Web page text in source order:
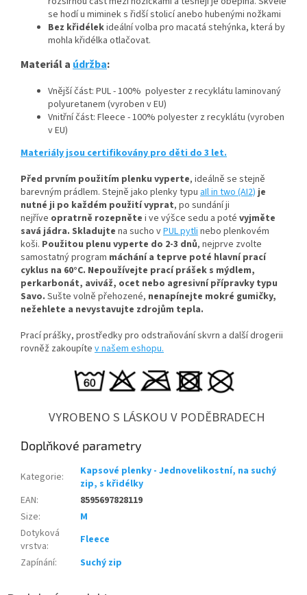
se hodí u miminek s řidší stolicí anebo hubenými nožkami
Bez křidélekideální volba pro macatá stehýnka, která by
mohla křidélka otlačovat.
Materiál a údržba:
Vnější část: PUL - 100% polyester z recyklátu laminovaný
polyuretanem (vyroben v EU)
Vnitřní část: Fleece - 100% polyester z recyklátu (vyroben
v EU)
Materiály jsou certifikovány pro děti do 3 let.
Před prvním použitím plenku vyperte, ideálně se stejně
barevným prádlem. Stejně jako plenky typu aIl in two (AI2) je
nutné ji po každém použití vyprat, po sundání ji
nejříve opratrně rozepněte i ve výšce sedu a poté vyjměte
savá jádra. Skladujte na sucho vPUL pytlinebo plenkovém
koši. Použitou plenu vyperte do 2-3 dnů, nejprve zvolte
samostatný program máchání a teprve poté hlavní prací
cyklus na 60°C. Nepoužívejte prací prášek s mýdlem,
perkarbonát, aviváž, ocet nebo agresivní přípravky typu
Savo. Sušte volně přehozené, nenapínejte mokré gumičky,
nežehlete a nevystavujte zdrojům tepla.
Prací prášky, prostředky pro odstraňování skvrn a další drogerii
rovněž zakoupíte v našem eshopu.
VYROBENO S LÁSKOU V PODĚBRADECH
Doplňkové parametry
Kategorie:
Kapsové plenky - Jednovelikostní, na suchý
zip, s křidélky
EAN:
8595697828119
Size:
M
Dotyková
vrstva:
Fleece
Zapínání: Suchý zip